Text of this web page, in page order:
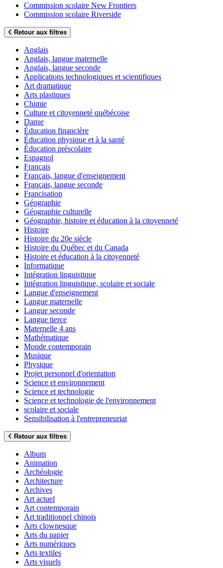
Commission scolaire New Frontiers
Commission scolaire Riverside
Retour aux filtres
Anglais
Anglais, langue maternelle
Anglais, langue seconde
Applications technologiques et scientifiques
Art dramatique
Arts plastiques
Chimie
Culture et citoyenneté québécoise
Danse
Éducation financière
Éducation physique et à la santé
Éducation préscolaire
Espagnol
Français
Français, langue d'enseignement
Français, langue seconde
Francisation
Géographie
Géographie culturelle
Géographie, histoire et éducation à la citoyenneté
Histoire
Histoire du 20e siècle
Histoire du Québec et du Canada
Histoire et éducation à la citoyenneté
Informatique
Intégration linguistique
Intégration linguistique, scolaire et sociale
Langue d'enseignement
Langue maternelle
Langue seconde
Langue tierce
Maternelle 4 ans
Mathématique
Monde contemporain
Musique
Physique
Projet personnel d'orientation
Science et environnement
Science et technologie
Science et technologie de l'environnement
scolaire et sociale
Sensibilisation à l'entrepreneuriat
Retour aux filtres
Album
Animation
Archéologie
Architecture
Archives
Art actuel
Art contemporain
Art traditionnel chinois
Arts clownesque
Arts du papier
Arts numériques
Arts textiles
Arts visuels